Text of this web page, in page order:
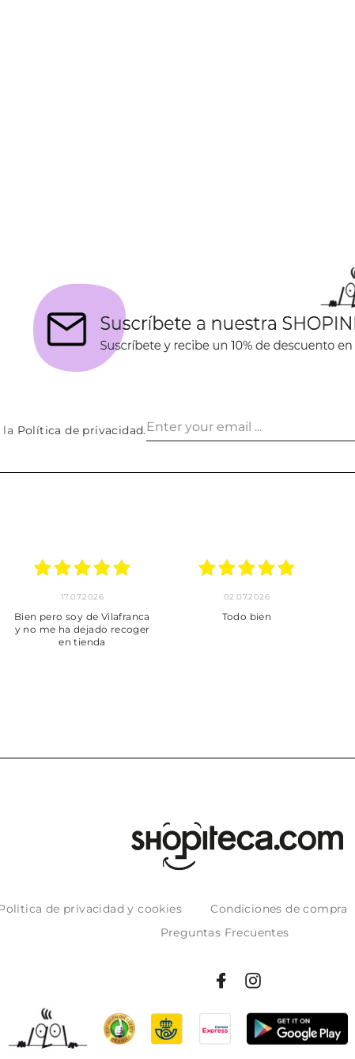
la Política de privacidad.
24.06.2026
***
23.06.2026
Pedido hecho, pedido
de privacidad y cookies Condiciones de compra
Preguntas Frecuentes